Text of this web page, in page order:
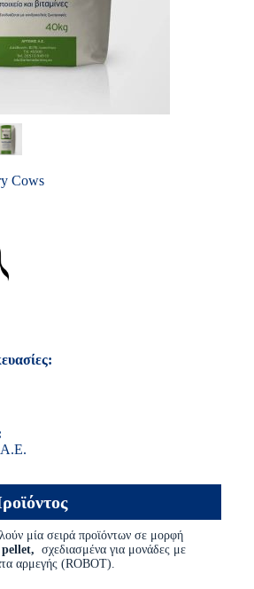
Cows
μία σειρά προϊόντων σε μορφή
pellet, σχεδιασμένα για μονάδες με
αρμεγής (ROBOT).